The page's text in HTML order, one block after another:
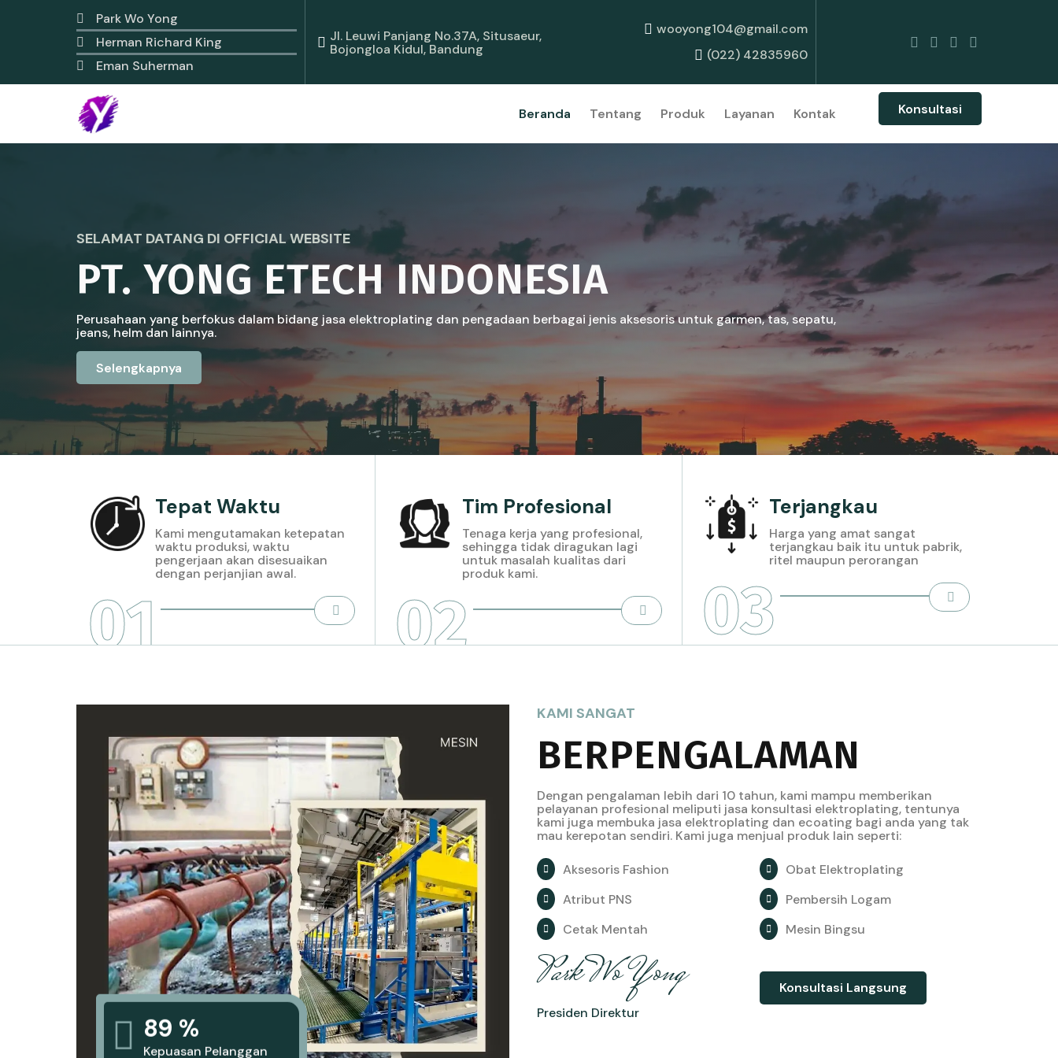
Park Wo Yong
Herman Richard King
Eman Suherman
Jl. Leuwi Panjang No.37A, Situsaeur,
Bojongloa Kidul, Bandung
wooyong104@gmail.com
(022) 42835960
Beranda Tentang Produk Layanan Kontak Konsultasi
SELAMAT DATANG DI OFFICIAL WEBSITE
PT. YONG ETECH INDONESIA
Perusahaan yang berfokus dalam bidang jasa elektroplating dan pengadaan berbagai jenis aksesoris untuk garmen, tas, sepatu,
jeans, helm dan lainnya.
Selengkapnya
Tepat Waktu
Kami mengutamakan ketepatan
waktu produksi, waktu
pengerjaan akan disesuaikan
dengan perjanjian awal.
01
Tim Profesional
Tenaga kerja yang profesional,
sehingga tidak diragukan lagi
untuk masalah kualitas dari
produk kami.
02
Terjangkau
Harga yang amat sangat
terjangkau baik itu untuk pabrik,
ritel maupun perorangan
03
89 %
Kepuasan Pelanggan
KAMI SANGAT
BERPENGALAMAN
Dengan pengalaman lebih dari 10 tahun, kami mampu memberikan
pelayanan profesional meliputi jasa konsultasi elektroplating, tentunya
kami juga membuka jasa elektroplating dan ecoating bagi anda yang tak
mau kerepotan sendiri. Kami juga menjual produk lain seperti:
Aksesoris Fashion
Atribut PNS
Cetak Mentah
Obat Elektroplating
Pembersih Logam
Mesin Bingsu
Park Wo Yong
Presiden Direktur
Konsultasi Langsung